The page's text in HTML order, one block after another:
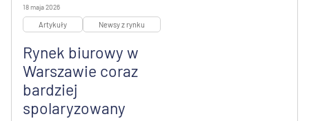
18 maja 2026
Artykuły Newsy z rynku
Rynek biurowy w
Warszawie coraz
bardziej
spolaryzowany